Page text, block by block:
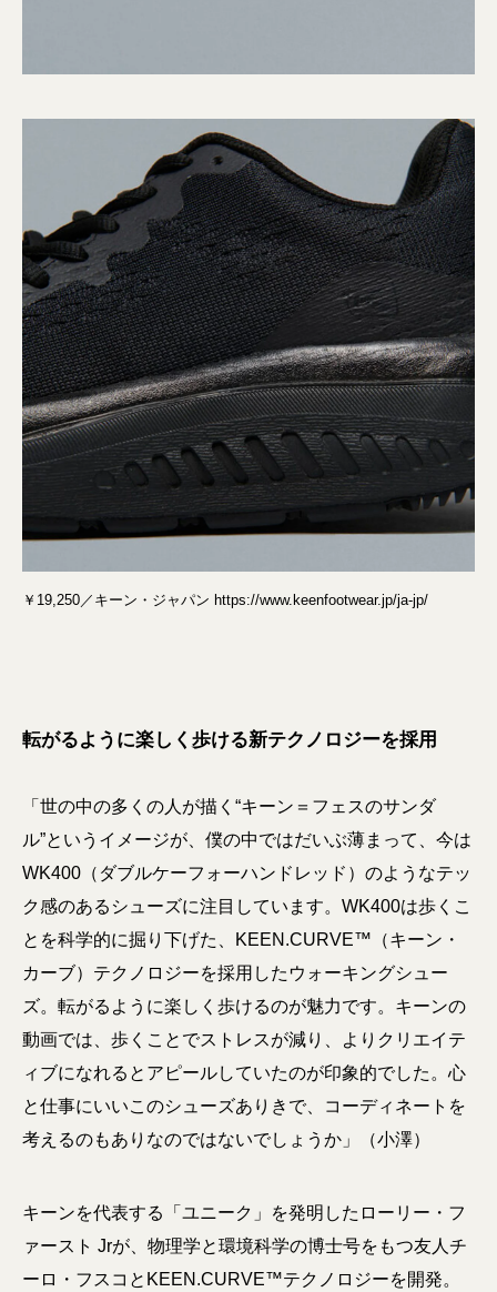
￥19,250／キーン・ジャパン https://www.keenfootwear.jp/ja-jp/
転がるように楽しく歩ける新テクノロジーを採用
「世の中の多くの人が描く“キーン＝フェスのサンダ
ル”というイメージが、僕の中ではだいぶ薄まって、今は
WK400（ダブルケーフォーハンドレッド）のようなテッ
ク感のあるシューズに注目しています。WK400は歩くこ
とを科学的に掘り下げた、KEEN.CURVE™（キーン・
カーブ）テクノロジーを採用したウォーキングシュー
ズ。転がるように楽しく歩けるのが魅力です。キーンの
動画では、歩くことでストレスが減り、よりクリエイテ
ィブになれるとアピールしていたのが印象的でした。心
と仕事にいいこのシューズありきで、コーディネートを
考えるのもありなのではないでしょうか」（小澤）
キーンを代表する「ユニーク」を発明したローリー・フ
ァースト Jrが、物理学と環境科学の博士号をもつ友人チ
ーロ・フスコとKEEN.CURVE™テクノロジーを開発。